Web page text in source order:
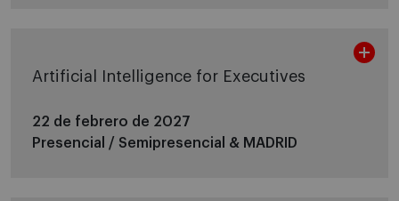
Artificial Intelligence for Executives
22 de febrero de 2027
Presencial / Semipresencial & MADRID